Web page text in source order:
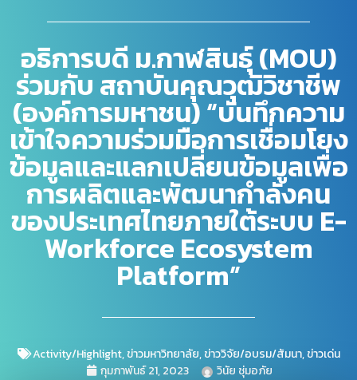
อธิการบดี ม.กาฬสินธุ์ (MOU)
ร่วมกับ สถาบันคุณวุฒิวิชาชีพ
(องค์การมหาชน) “บันทึกความ
เข้าใจความร่วมมือการเชื่อมโยง
ข้อมูลและแลกเปลี่ยนข้อมูลเพื่อ
การผลิตและพัฒนากำลังคน
ของประเทศไทยภายใต้ระบบ E-
Workforce Ecosystem
Platform”
Activity/Highlight,ข่าวมหาวิทยาลัย,ข่าววิจัย/อบรม/สัมนา,ข่าวเด่น
กุมภาพันธ์ 21, 2023
วินัย ชุ่มอภัย